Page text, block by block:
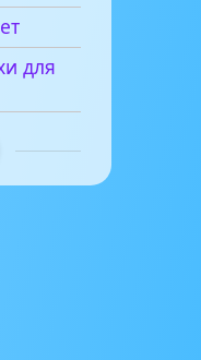
для